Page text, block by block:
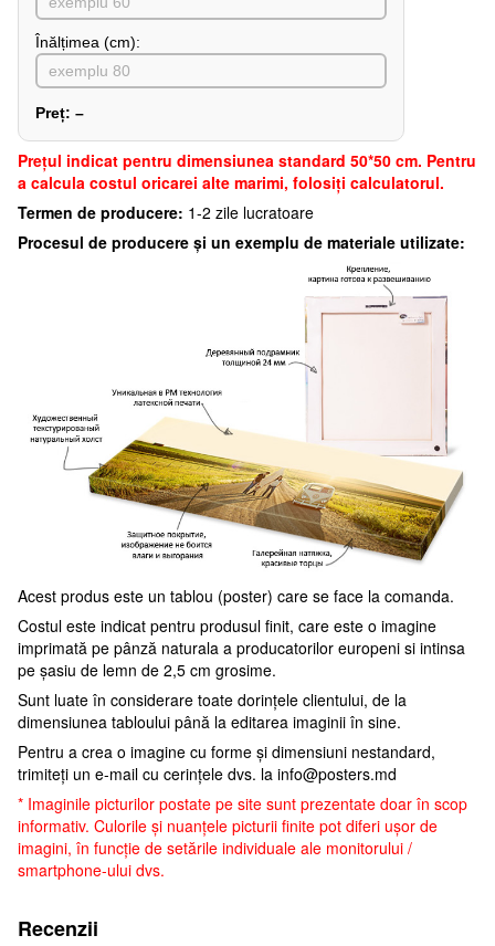
Înălțimea (cm):
Preț: –
Preţul indicat pentru dimensiunea standard 50*50 cm. Pentru
a calcula costul oricarei alte marimi, folosiți calculatorul.
Termen de producere: 1-2 zile lucratoare
Procesul de producere și un exemplu de materiale utilizate:
Acest produs este un tablou (poster) care se face la comanda.
Costul este indicat pentru produsul finit, care este o imagine
imprimată pe pânză naturala a producatorilor europeni si intinsa
pe șasiu de lemn de 2,5 cm grosime.
Sunt luate în considerare toate dorințele clientului, de la
dimensiunea tabloului până la editarea imaginii în sine.
Pentru a crea o imagine cu forme și dimensiuni nestandard,
trimiteți un e-mail cu cerințele dvs. la info@posters.md
* Imaginile picturilor postate pe site sunt prezentate doar în scop
informativ. Culorile și nuanțele picturii finite pot diferi ușor de
imagini, în funcție de setările individuale ale monitorului /
smartphone-ului dvs.
Recenzii